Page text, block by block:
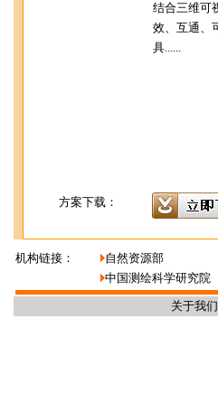
结合三维可
效、互通、
具......
方案下载：
机构链接： 自然资源部
中国测绘科学研究院
关于我们